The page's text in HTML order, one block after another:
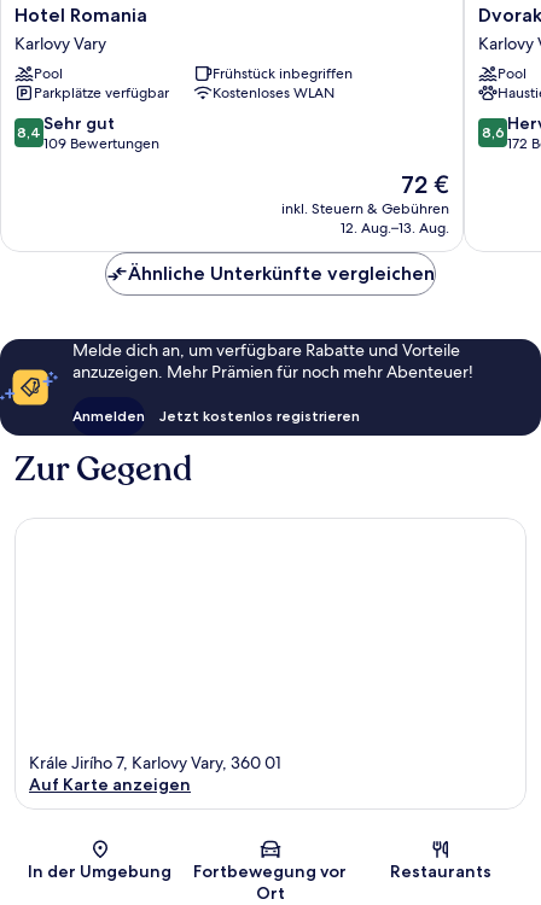
Hotel
Romania
Karlovy
Vary
Hotel Romania
Karlovy Vary
Pool
Frühstück inbegriffen
Parkplätze verfügbar
Kostenloses WLAN
8.4
von
Bewertungen
8,4 Sehr gut
109 Bewertungen
Der
Preis
beträgt
72 €
inkl. Steuern & Gebühren
12. Aug.–13. Aug.
Dvorak
Spa
&
Karlovy
Vary
Karlovy
Pool
8.6
von
8,6
172
Ähnliche Unterkünfte vergleichen
Melde dich an, um verfügbare Rabatte und Vorteile
anzuzeigen. Mehr Prämien für noch mehr Abenteuer!
Anmelden Jetzt kostenlos registrieren
Zur Gegend
Karte
Krále Jirího 7, Karlovy Vary, 360 01
Auf Karte anzeigen
In der Umgebung
Fortbewegung vor
Ort
Restaurants